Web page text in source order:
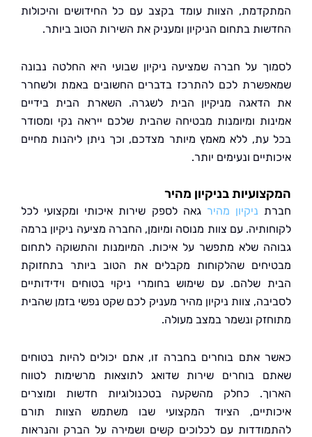
הצוות עומד בקצב עם כל החידושים והיכולות
בתחום הניקיון ומעניק את השירות הטוב ביותר.
על חברה שמציעה ניקיון שבועי היא החלטה נבונה
לכם להתרכז בדברים החשובים באמת ולשחרר
מניקיון הבית לשגרה. השארת הבית בידיים
ומיומנות מבטיחה שהבית שלכם ייראה נקי ומסודר
ללא מאמץ מיותר מצדכם, וכך ניתן ליהנות מחיים
ונעימים יותר.
בניקיון מהיר
ניקיון מהירגאה לספק שירות איכותי ומקצועי לכל
עם צוות מנוסה ומיומן, החברה מציעה ניקיון ברמה
שלא מתפשר על איכות. המיומנות והתשוקה לתחום
שהלקוחות מקבלים את הטוב ביותר בתחזוקת
שלהם. עם שימוש בחומרי ניקוי בטוחים וידידותיים
צוות ניקיון מהיר מעניק לכם שקט נפשי בזמן שהבית
ונשמר במצב מעולה.
אתם בוחרים בחברה זו, אתם יכולים להיות בטוחים
בוחרים שירות שדואג לתוצאות מרשימות לטווח
כחלק מהשקעה בטכנולוגיות חדשות ומוצרים
הציוד המקצועי שבו משתמש הצוות תורם
עם לכלוכים קשים ושמירה על הברק והנראות